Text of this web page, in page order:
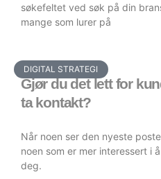
søkefeltet ved søk på din
mange som lurer på
DIGITAL STRATEGI
Gjør du det lett for
ta kontakt?
Når noen ser den nyeste
noen som er mer interessert i
deg.